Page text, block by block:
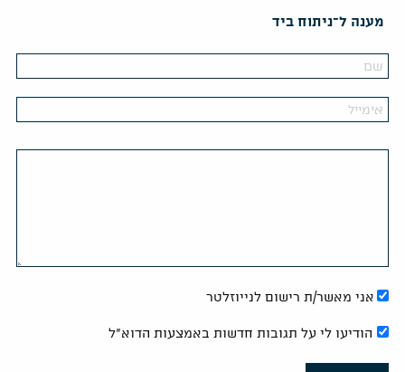
מענה ל־ניתוח ביד
אני מאשר/ת רישום לנייוזלטר
הודיעו לי על תגובות חדשות באמצעות הדוא"ל